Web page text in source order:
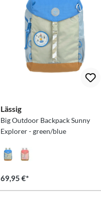
Lässig
Big Outdoor Backpack Sunny
Explorer - green/blue
69,95 €*